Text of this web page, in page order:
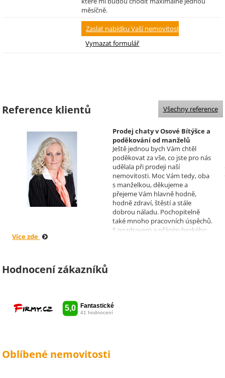
měsíčně.
Reference klientů
Prodej chaty v Osové Bítýšce a
poděkování od manželů
Kovandových
Realizoval makléř: Sylva
Čadová
Ještě jednou bych Vám chtěl
poděkovat za vše, co jste pro nás
udělala při prodeji naší
nemovitosti. Moc Vám tedy, oba
s manželkou, děkujeme a
přejeme Vám hlavně hodně,
hodně zdraví, štěstí a stále
dobrou náladu. Pochopitelně
také mnoho pracovních úspěchů.
S pozdravem a přáním hezkého
Více zde
Všechny reference
Hodnocení zákazníků
Oblíbené nemovitosti